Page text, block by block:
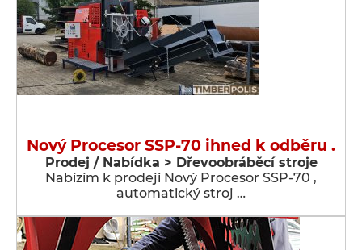
Nový Procesor SSP-70 ihned k odběru .
Prodej / Nabídka > Dřevoobráběcí stroje
Nabízím k prodeji Nový Procesor SSP-70 ,
automatický stroj …